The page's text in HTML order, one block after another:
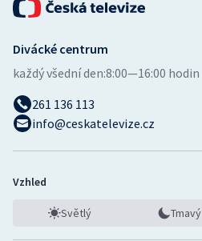
Divácké centrum
každý všední den:8:00—16:00 hodin
261 136 113
info@ceskatelevize.cz
Vzhled
Světlý Tmavý